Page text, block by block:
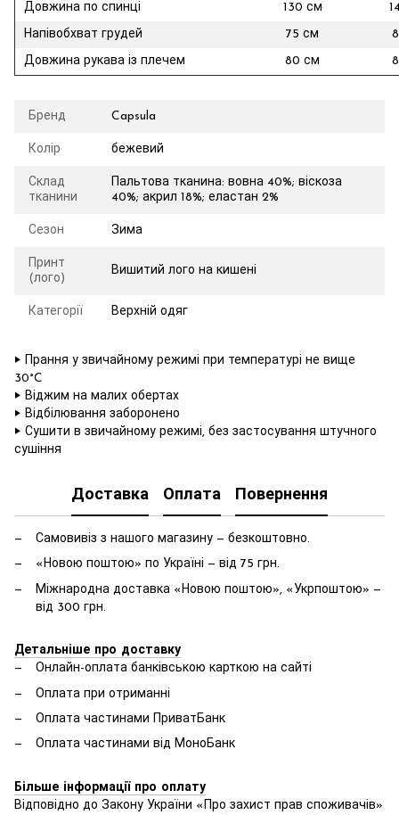
Довжина по спинці
130 см
Напівобхват грудей
75 см
Довжина рукава із плечем
80 см
Бренд Capsula
Колір бежевий
Склад
тканини
Пальтова тканина: вовна 40%; віскоза
40%; акрил 18%; еластан 2%
Сезон Зима
Принт
(лого)
Вишитий лого на кишені
Категорії Верхній одяг
‣ Прання у звичайному режимі при температурі не вище
30°C
‣ Віджим на малих обертах
‣ Відбілювання заборонено
‣ Сушити в звичайному режимі, без застосування штучного
сушіння
Доставка Оплата Повернення
Самовивіз з нашого магазину — безкоштовно.
«Новою поштою» по Україні — від 75 грн.
Міжнародна доставка «Новою поштою», «Укрпоштою» —
від 300 грн.
Детальніше про доставку
Онлайн-оплата банківською карткою на сайті
Оплата при отриманні
Оплата частинами ПриватБанк
Оплата частинами від МоноБанк
Більше інформації про оплату
Відповідно до Закону України «Про захист прав споживачів»